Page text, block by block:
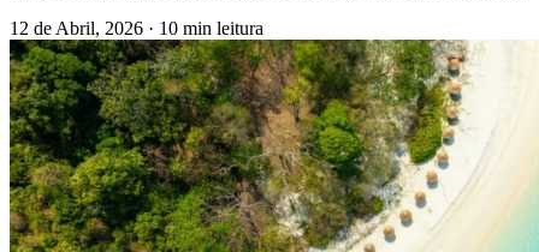
12 de Abril, 2026 · 10 min leitura